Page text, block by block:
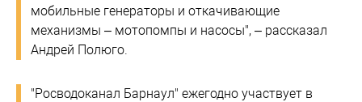
мобильные генераторы и откачивающие
механизмы – мотопомпы и насосы", – рассказал
Андрей Полюго.
"Росводоканал Барнаул" ежегодно участвует в